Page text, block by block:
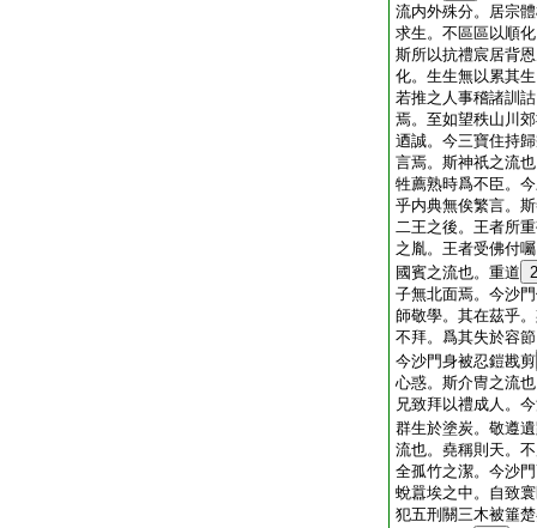
流内外殊分。居宗
求生。不區區以順
斯所以抗禮宸居背
化。生生無以累其
若推之人事稽諸訓
焉。至如望秩山川
迺誠。今三寶住持
言焉。斯神祇之流
牲薦熟時爲不臣。
乎内典無俟繁言。
二王之後。王者所
之胤。王者受佛付
國賓之流也。重道
子無北面焉。今沙
師敬學。其在茲乎
不拜。爲其失於容
今沙門身被忍鎧戡剪
心惑。斯介冑之流
兄致拜以禮成人。
群生於塗炭。敬遵
流也。堯稱則天。
全孤竹之潔。今沙
蛻囂埃之中。自致
犯五刑關三木被箠